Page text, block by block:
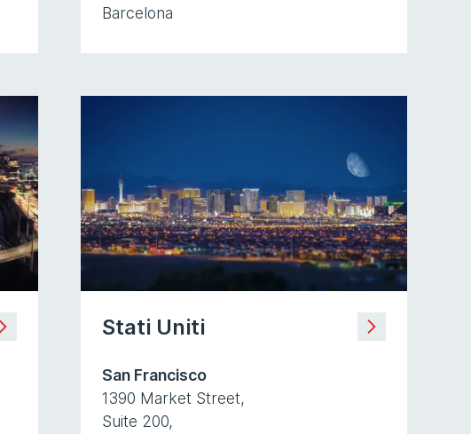
Barcelona
Stati Uniti
San Francisco
1390 Market Street,
Suite 200,